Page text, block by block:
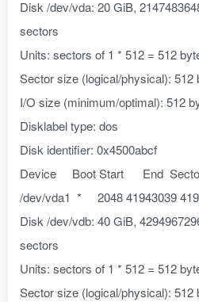
Disk /dev/vda: 20 GiB,
sectors
Units: sectors of 1 * 512 = 512
Sector size (logical/physical): 512
I/O size (minimum/optimal): 512
Disklabel type: dos
Disk identifier: 0x4500abcf
Device Boot Start End
/dev/vda1 * 2048 41943039
Disk /dev/vdb: 40 GiB,
sectors
Units: sectors of 1 * 512 = 512
Sector size (logical/physical): 512